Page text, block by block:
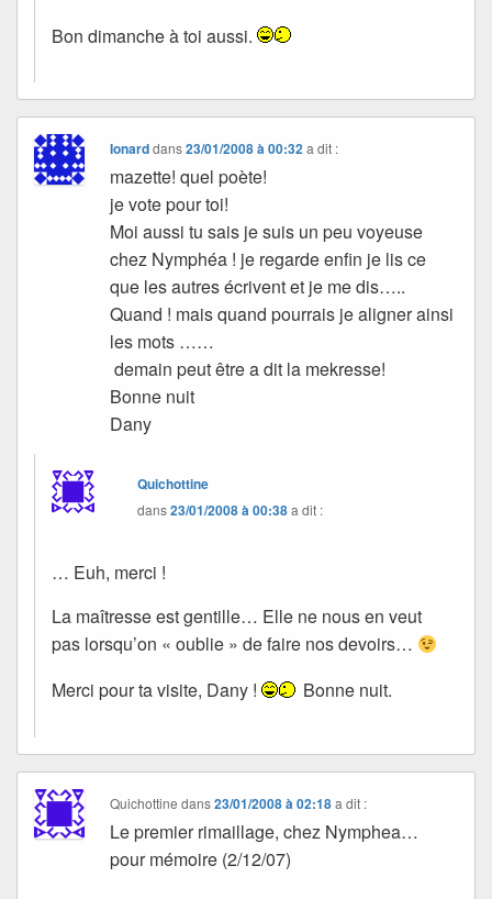
Bon dimanche à toi aussi.
Ionarddans23/01/2008 à 00:32 a dit :
mazette! quel poète!
je vote pour toi!
Moi aussi tu sais je suis un peu voyeuse
chez Nymphéa ! je regarde enfin je lis ce
que les autres écrivent et je me dis…..
Quand ! mais quand pourrais je aligner ainsi
les mots ……
demain peut être a dit la mekresse!
Bonne nuit
Dany
Quichottine
dans23/01/2008 à 00:38a dit :
… Euh, merci !
La maîtresse est gentille… Elle ne nous en veut
pas lorsqu’on « oublie » de faire nos devoirs…
Merci pour ta visite, Dany !
Bonne nuit.
Quichottine dans23/01/2008 à 02:18 a dit :
Le premier rimaillage, chez Nymphea…
pour mémoire (2/12/07)